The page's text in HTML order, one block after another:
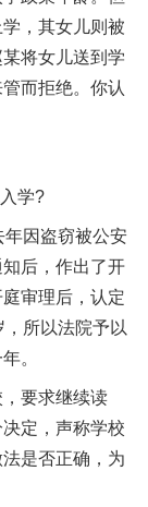
，其女儿则被
将女儿送到学
而拒绝。你认
学?
年因盗窃被公安
后，作出了开
审理后，认定
所以法院予以
。
要求继续读
定，声称学校
是否正确，为